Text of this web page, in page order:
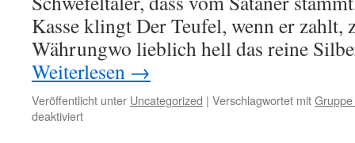
Kasse klingt Der Teufel, wenn er zahlt,
Währungwo lieblich hell das reine
Weiterlesen →
Veröffentlicht unter Uncategorized | Verschlagwortet mit
deaktiviertfür